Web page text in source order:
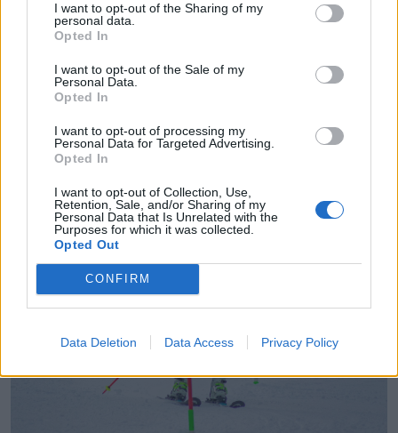
I want to opt-out of the Sharing of my
personal data.
Opted In
I want to opt-out of the Sale of my
Personal Data.
Opted In
I want to opt-out of processing my
Personal Data for Targeted Advertising.
Opted In
I want to opt-out of Collection, Use,
Retention, Sale, and/or Sharing of my
Personal Data that Is Unrelated with the
Purposes for which it was collected.
Opted Out
CONFIRM
Data Deletion Data Access Privacy Policy
Fotó: Borbély Fanni